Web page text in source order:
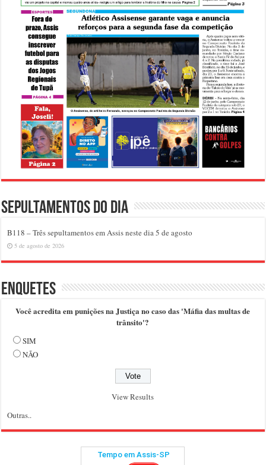
Sepultamentos do dia
B118 – Três sepultamentos em Assis neste dia 5 de agosto
5 de agosto de 2026
Enquetes
Você acredita em punições na Justiça no caso das 'Máfia das multas de
trânsito'?
SIM
NÃO
View Results
Outras..